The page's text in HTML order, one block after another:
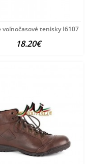
44
voľnočasové tenisky I6107
18.20€